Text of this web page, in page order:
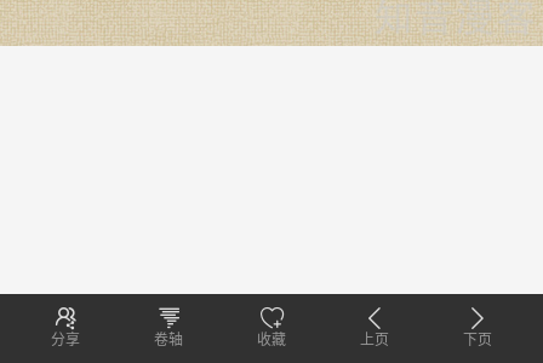
分享 卷轴 收藏 上页 下页